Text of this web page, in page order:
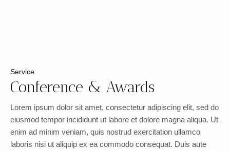
Service
Conference & Awards
Lorem ipsum dolor sit amet, consectetur adipiscing elit, sed do
eiusmod tempor incididunt ut labore et dolore magna aliqua. Ut
enim ad minim veniam, quis nostrud exercitation ullamco
laboris nisi ut aliquip ex ea commodo consequat. Duis aute